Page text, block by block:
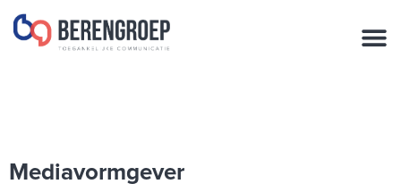
de
inhoud
Mediavormgever